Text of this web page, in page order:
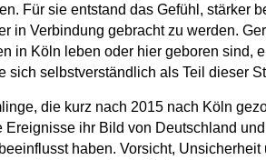
Für sie entstand das Gefühl, stärker
in Verbindung gebracht zu werden.
in Köln leben oder hier geboren sind,
sich selbstverständlich als Teil dieser
die kurz nach 2015 nach Köln
Ereignisse ihr Bild von Deutschland
haben. Vorsicht, Unsicherheit